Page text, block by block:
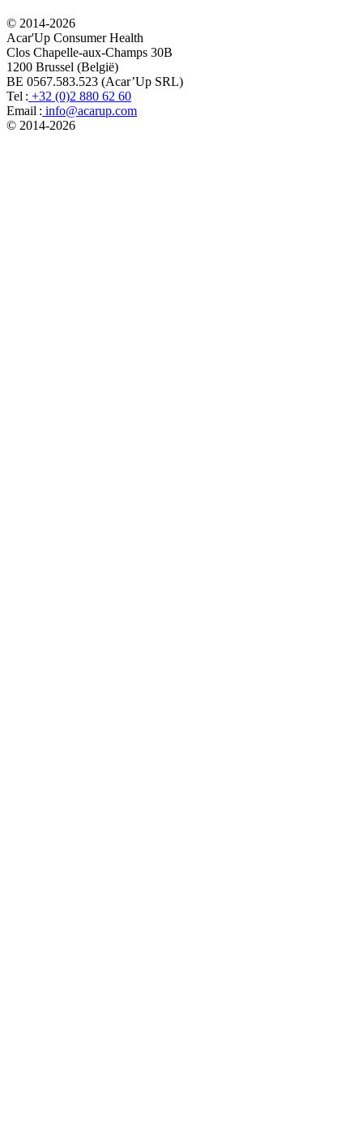
© 2014-2026
Acar'Up Consumer Health
Clos Chapelle-aux-Champs 30B
1200 Brussel (België)
BE 0567.583.523 (Acar’Up SRL)
Tel : +32 (0)2 880 62 60
Email : info@acarup.com
© 2014-2026